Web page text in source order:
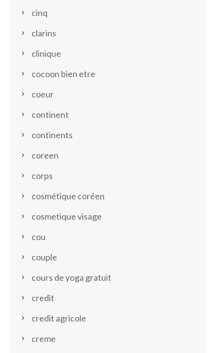
cinq
clarins
clinique
cocoon bien etre
coeur
continent
continents
coreen
corps
cosmétique coréen
cosmetique visage
cou
couple
cours de yoga gratuit
credit
credit agricole
creme